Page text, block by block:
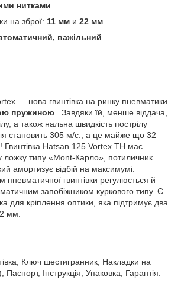
нитками
на зброї: 11 мм и 22 мм
важільний
— нова гвинтівка на ринку пневматики
пружиною . Завдяки їй, менше віддача,
а також нальна швидкість пострілу
становить 305 м/с., а це майже що 32
Гвинтівка Hatsan 125 Vortex TH має
ложку типу «Моnt-Карло», потиличник
амортизує відбій на максимумі.
пневматичної гвинтівки регулюється й
запобіжником куркового типу. Є
для кріплення оптики, яка підтримує два
мм.
Ключ шестигранник, Накладки на
Інструкція, Упаковка, Гарантія.